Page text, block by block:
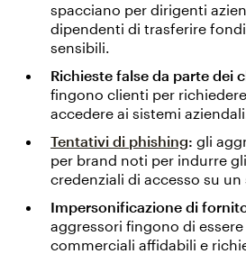
spacciano per dirigenti
dipendenti di trasferire
sensibili.
Richieste false da parte dei
fingono clienti per
accedere ai sistemi
Tentativi di phishing: gli
per brand noti per indurre
credenziali di accesso su
Impersonificazione di
aggressori fingono di
commerciali affidabili e